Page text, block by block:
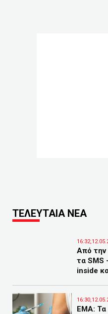
ΤΕΛΕΥΤΑΙΑ ΝΕΑ
Από την
τα SMS
inside
ΕΜΑ: Τα